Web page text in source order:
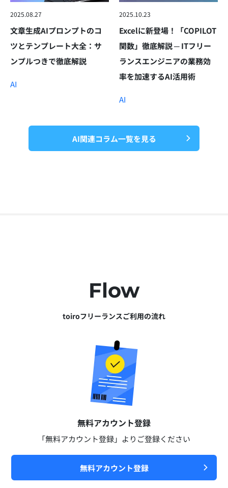
2025.08.27
文章生成AIプロンプトのコ
ツとテンプレート大全：サ
ンプルつきで徹底解説
AI
2025.10.23
Excelに新登場！「COPILOT
関数」徹底解説 ─ ITフリー
ランスエンジニアの業務効
率を加速するAI活用術
AI
AI関連コラム一覧を見る
Flow
toiroフリーランスご利用の流れ
無料アカウント登録​
「無料アカウント登録」よりご登録ください​
無料アカウント登録